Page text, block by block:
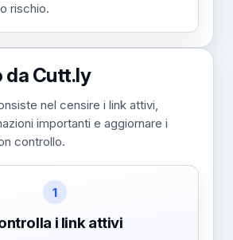
rischio.
da Cutt.ly
nel censire i link attivi,
importanti e aggiornare i
controllo.
1
i link attivi